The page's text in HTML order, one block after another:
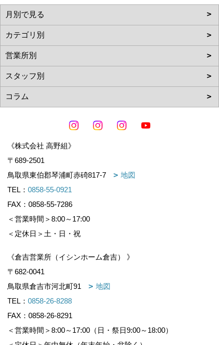
《株式会社 高野組》
〒689-2501
鳥取県東伯郡琴浦町赤碕817-7
地図
TEL： 0858-55-0921
FAX：0858-55-7286
＜営業時間＞8:00～17:00
＜定休日＞土・日・祝
《倉吉営業所（イシンホーム倉吉） 》
〒682-0041
鳥取県倉吉市河北町91
地図
TEL： 0858-26-8288
FAX：0858-26-8291
＜営業時間＞8:00～17:00（日・祭日9:00～18:00）